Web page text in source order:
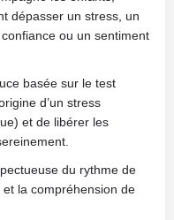
dépasser un stress, un
ou un sentiment
basée sur le test
d’un stress
et de libérer les
du rythme de
et la compréhension de